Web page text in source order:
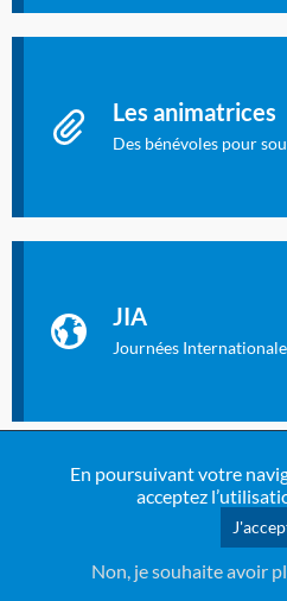
En poursuivant votre
acceptez
Non, je souhaite avoir
Les animatrices
Des bénévoles pour
JIA
Journées
2019 la 11e Journée
évènement exceptionnel organisé
Une animatrice bénévole près de
l’animatrice la plus
Coordonnées et dates de réunions